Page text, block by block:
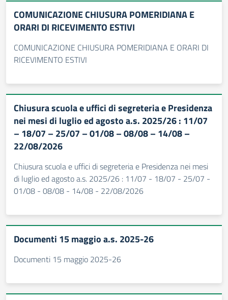
COMUNICAZIONE CHIUSURA POMERIDIANA E
ORARI DI RICEVIMENTO ESTIVI
COMUNICAZIONE CHIUSURA POMERIDIANA E ORARI DI
RICEVIMENTO ESTIVI
Chiusura scuola e uffici di segreteria e Presidenza
nei mesi di luglio ed agosto a.s. 2025/26 : 11/07
– 18/07 – 25/07 – 01/08 – 08/08 – 14/08 –
22/08/2026
Chiusura scuola e uffici di segreteria e Presidenza nei mesi
di luglio ed agosto a.s. 2025/26 : 11/07 - 18/07 - 25/07 -
01/08 - 08/08 - 14/08 - 22/08/2026
Documenti 15 maggio a.s. 2025-26
Documenti 15 maggio 2025-26